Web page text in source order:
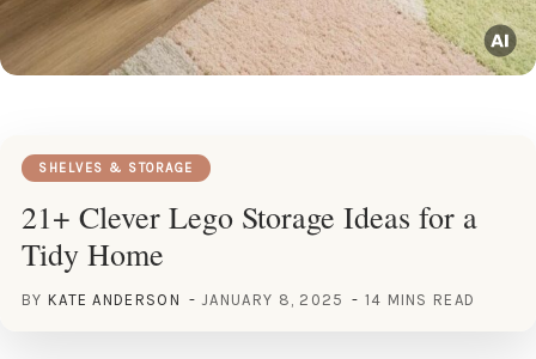
SHELVES & STORAGE
21+ Clever Lego Storage Ideas for a
Tidy Home
BY KATE ANDERSON JANUARY 8, 2025 14 MINS READ